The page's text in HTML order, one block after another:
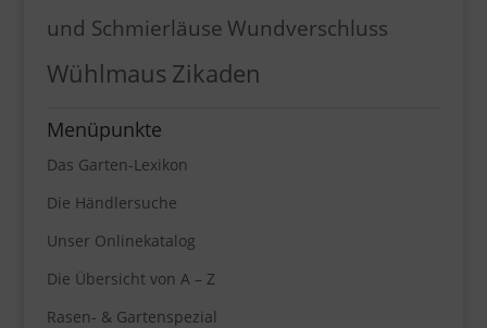
und SchmierläuseWundverschluss
Wühlmaus Zikaden
Menüpunkte
Das Garten-Lexikon
Die Händlersuche
Unser Onlinekatalog
Die Übersicht von A – Z
Rasen- & Gartenspezial